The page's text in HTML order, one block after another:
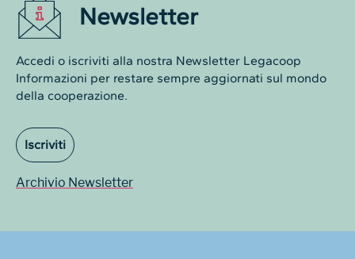
Newsletter
Accedi o iscriviti alla nostra Newsletter Legacoop
Informazioni per restare sempre aggiornati sul mondo
della cooperazione.
Iscriviti
Archivio Newsletter